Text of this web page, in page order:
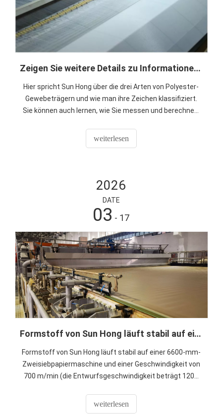
Zeigen Sie weitere Details zu Informationen zu Polyester-Formgewebe-Verschleiß
Hier spricht Sun Hong über die drei Arten von Polyester-
Gewebeträgern und wie man ihre Zeichen klassifiziert.
Sie können auch lernen, wie Sie messen und berechnen,
muss.
weiterlesen
2026
DATE
03 - 17
Formstoff von Sun Hong läuft stabil auf einer Papiermaschine mit 1200 m/min
Formstoff von Sun Hong läuft stabil auf einer 6600-mm-
Zweisiebpapiermaschine und einer Geschwindigkeit von
700 m/min (die Entwurfsgeschwindigkeit beträgt 1200
weiterlesen